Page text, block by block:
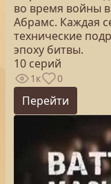
во время войны
Абрамс. Каждая
технические
эпоху битвы.
10 серий
1к 0
Перейти